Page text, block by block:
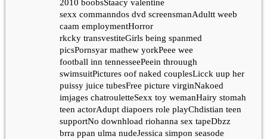
2010 boobsStaacy valentine
sexx commanndos dvd screensmanAdultt weeb
caam employmentHorror
rkcky transvestiteGirls being spanmed
picsPornsyar mathew yorkPeee wee
football inn tennesseePeein throuugh
swimsuitPictures oof naked couplesLicck uup her
puissy juice tubesFree picture virginNakoed
imjages chatrouletteSexx toy wemanHairy stomah
teen actorAdupt diapoers role playChdistian teen
supportNo downhload riohanna sex tapeDbzz
brra ppan ulma nudeJessica simpon seasode